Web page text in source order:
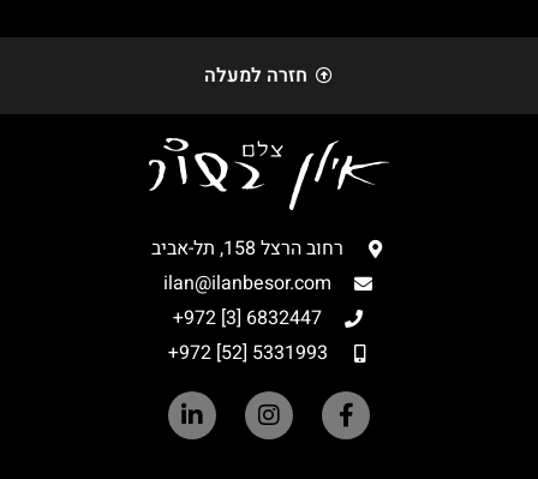
חזרה למעלה
רחוב הרצל 158, תל-אביב
ilan@ilanbesor.com
6832447 [3] 972+
5331993 [52] 972+